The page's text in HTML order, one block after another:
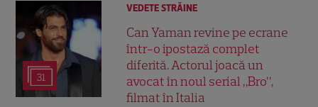
31
VEDETE STRĂINE
Can Yaman revine pe ecrane
într-o ipostază complet
diferită. Actorul joacă un
avocat în noul serial „Bro”,
filmat în Italia